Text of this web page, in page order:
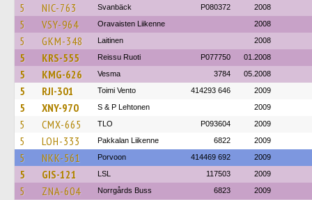
5 NIC-763 Svanbäck P080372 2008
5 VSY-964 Oravaisten Liikenne 2008
5 GKM-348 Laitinen 2008
5 KRS-555 Reissu Ruoti P077750 01.2008
5 KMG-626 Vesma 3784 05.2008
5 RJI-301 Toimi Vento 414293 646 2009
5 XNY-970 S & P Lehtonen 2009
5 CMX-665 TLO P093604 2009
5 LOH-333 Pakkalan Liikenne 6822 2009
5 NKK-561 Porvoon 414469 692 2009
5 GIS-121 LSL 117503 2009
5 ZNA-604 Norrgårds Buss 6823 2009